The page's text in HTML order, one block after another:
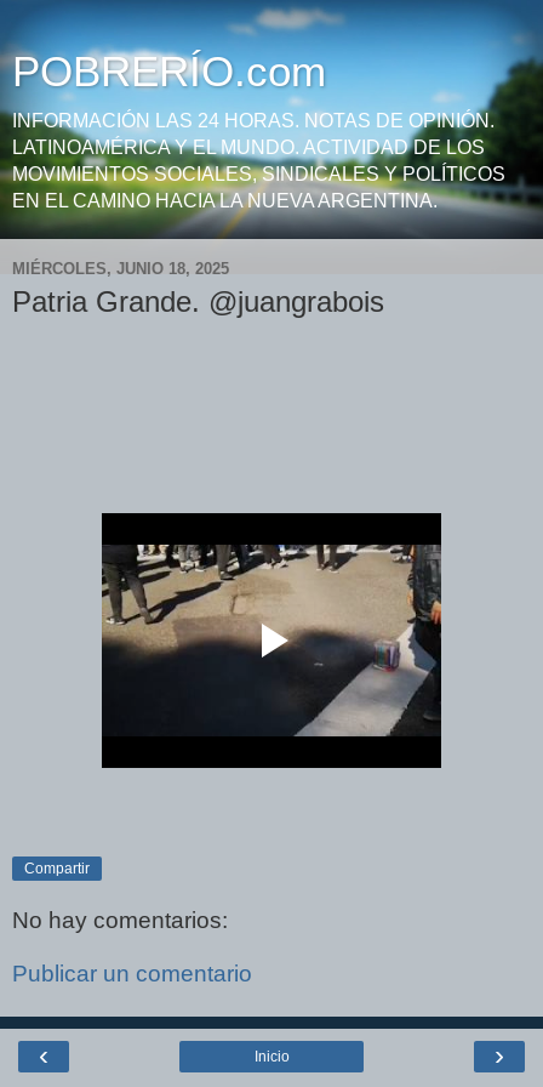
POBRERÍO.com
INFORMACIÓN LAS 24 HORAS. NOTAS DE OPINIÓN.
LATINOAMÉRICA Y EL MUNDO. ACTIVIDAD DE LOS
MOVIMIENTOS SOCIALES, SINDICALES Y POLÍTICOS
EN EL CAMINO HACIA LA NUEVA ARGENTINA.
MIÉRCOLES, JUNIO 18, 2025
Patria Grande. @juangrabois
Compartir
No hay comentarios:
Publicar un comentario
‹ ›
Inicio